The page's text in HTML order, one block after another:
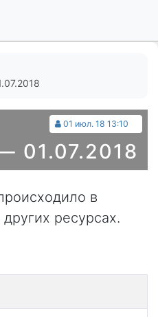
01 июл. 18 13:10
01.07.2018
в
ресурсах.